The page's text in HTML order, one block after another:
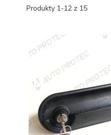
Produkty 1-12 z 15